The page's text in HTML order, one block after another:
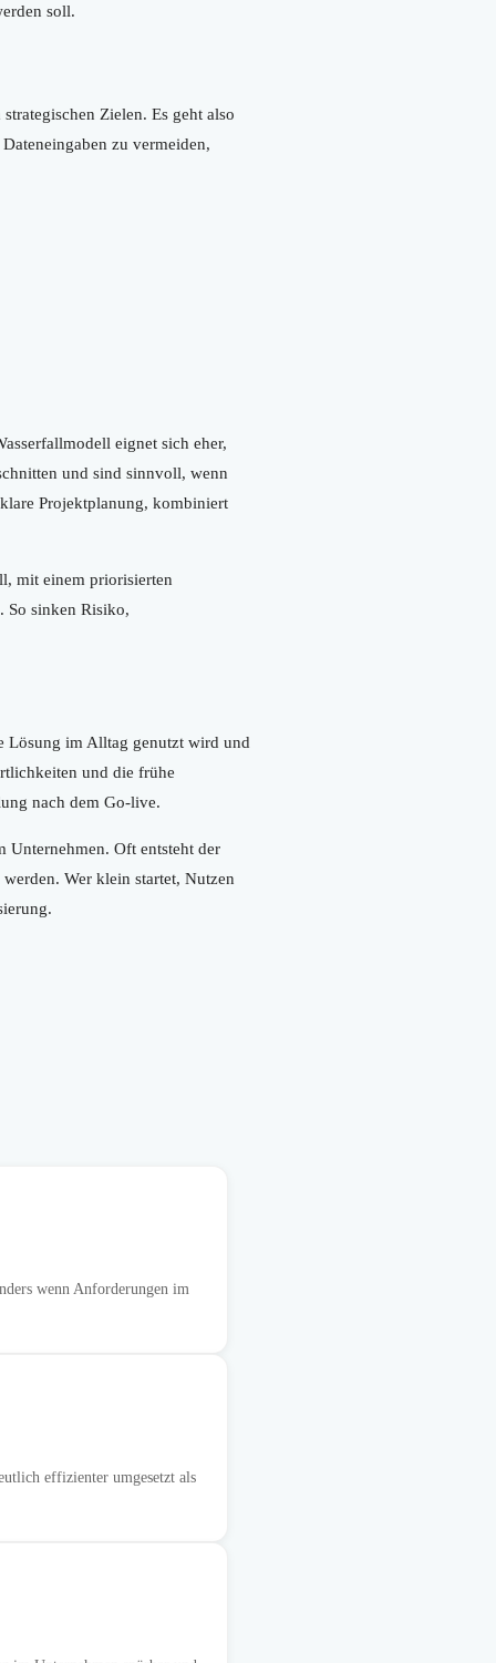
soll.
Zielen. Es geht also
zu vermeiden,
eignet sich eher,
und sind sinnvoll, wenn
Projektplanung, kombiniert
mit einem priorisierten
So sinken Risiko,
Lösung im Alltag genutzt wird und
und die frühe
nach dem Go-live.
Unternehmen. Oft entsteht der
Wer klein startet, Nutzen
wenn Anforderungen im
effizienter umgesetzt als